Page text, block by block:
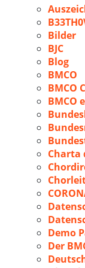
Bilder
BJC
Blog
BMCO
BMCO
BMCO
Charta
Demo
Der